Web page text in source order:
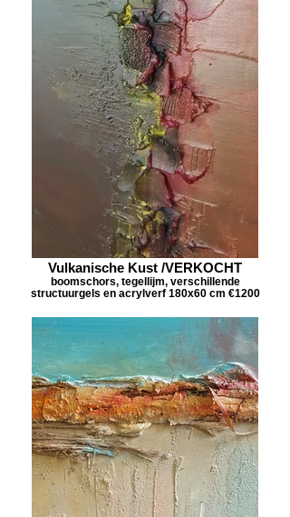
Vulkanische Kust /VERKOCHT
boomschors, tegellijm, verschillende
structuurgels en acrylverf 180x60 cm €1200